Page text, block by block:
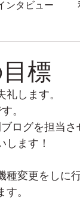
ンタビュー
標
します。
。
ログを担当さ
します！
種変更をしに
。